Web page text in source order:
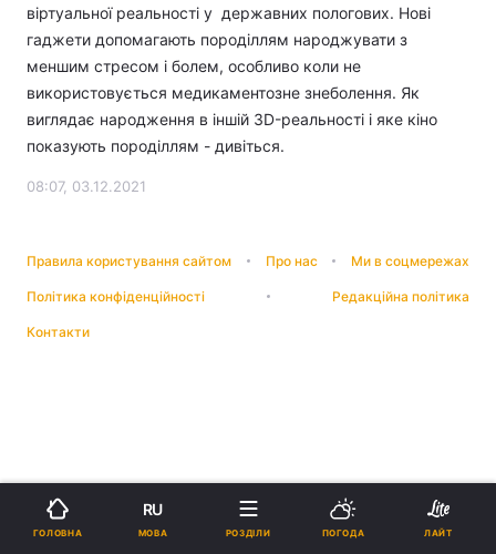
віртуальної реальності у державних пологових. Нові
гаджети допомагають породіллям народжувати з
меншим стресом і болем, особливо коли не
використовується медикаментозне знеболення. Як
виглядає народження в іншій 3D-реальності і яке кіно
показують породіллям - дивіться.
08:07, 03.12.2021
Правила користування сайтом Про нас Ми в соцмережах
Політика конфіденційності Редакційна політика
Контакти
ГОЛОВНА
RU
МОВА РОЗДІЛИ ПОГОДА ЛАЙТ